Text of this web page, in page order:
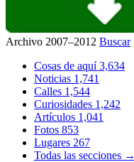
Archivo 2007–2012 Buscar
Cosas de aquí3,634
Noticias 1,741
Calles 1,544
Curiosidades 1,242
Artículos 1,041
Fotos 853
Lugares 267
Todas las secciones →